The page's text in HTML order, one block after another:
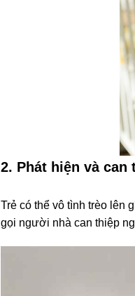
2. Phát hiện và
Trẻ có thể vô tình trèo lên
gọi người nhà can thiệp